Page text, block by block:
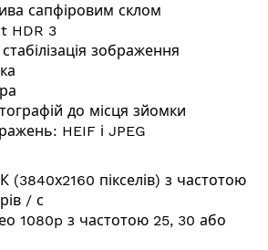
сапфіровим склом
HDR 3
зображення
до місця зйомки
HEIF і JPEG
(3840х2160 пікселів) з частотою
/ с
1080p з частотою 25, 30 або